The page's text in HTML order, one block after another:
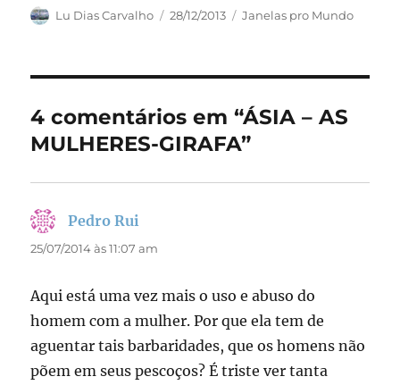
c
b
o
o
k
st
d
o
n
ai a
Autor
Lu Dias Carvalho
Publicado
28/12/2013 Categorias
Janelas pro Mundo
4 comentários em “ÁSIA – AS
MULHERES-GIRAFA”
Pedro Rui
25/07/2014 às 11:07 am
Aqui está uma vez mais o uso e abuso do
homem com a mulher. Por que ela tem de
aguentar tais barbaridades, que os homens não
põem em seus pescoços? É triste ver tanta